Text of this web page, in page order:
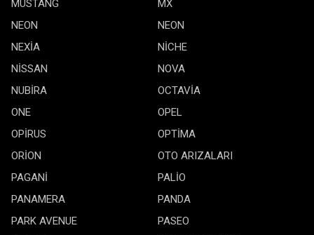
MUSTANG
MX
NEON
NEON
NEXİA
NİCHE
NİSSAN
NOVA
NUBİRA
OCTAVİA
ONE
OPEL
OPİRUS
OPTİMA
ORİON
OTO ARIZALARI
PAGANİ
PALİO
PANAMERA
PANDA
PARK AVENUE
PASEO